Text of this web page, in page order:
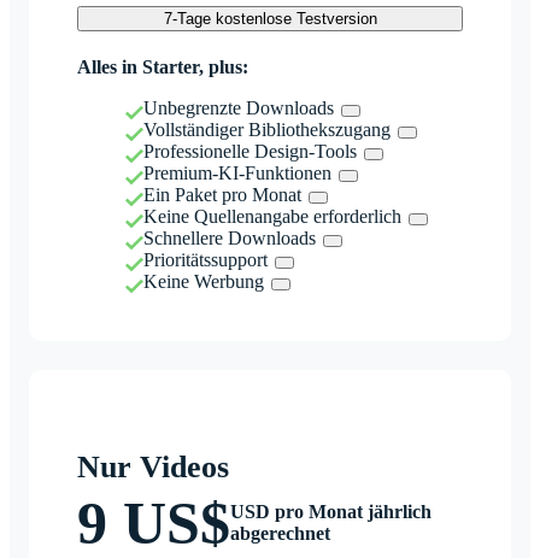
7-Tage kostenlose Testversion
Alles in Starter, plus:
Unbegrenzte Downloads
Vollständiger Bibliothekszugang
Professionelle Design-Tools
Premium-KI-Funktionen
Ein Paket pro Monat
Keine Quellenangabe erforderlich
Schnellere Downloads
Prioritätssupport
Keine Werbung
Nur Videos
9 US$USD pro Monat jährlich
abgerechnet